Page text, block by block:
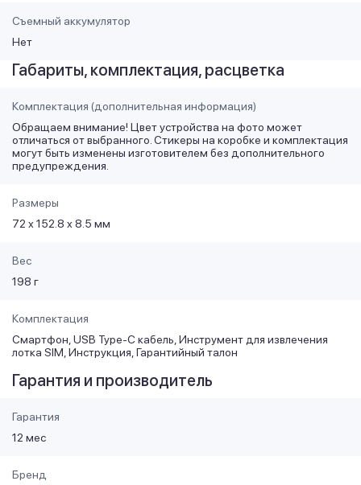
Съемный аккумулятор
Нет
Габариты, комплектация, расцветка
Комплектация (дополнительная информация)
Обращаем внимание! Цвет устройства на фото может
отличаться от выбранного. Стикеры на коробке и комплектация
могут быть изменены изготовителем без дополнительного
предупреждения.
Размеры
72 х 152.8 х 8.5 мм
Вес
198 г
Комплектация
Смартфон, USB Type-C кабель, Инструмент для извлечения
лотка SIM, Инструкция, Гарантийный талон
Гарантия и производитель
Гарантия
12 мес
Бренд